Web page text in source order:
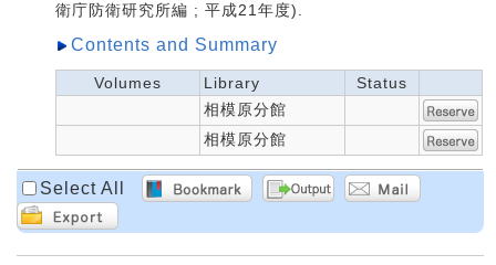
衛庁防衛研究所編 ; 平成21年度).
Contents and Summary
Volumes Library
Status
相模原分館
相模原分館
Select All